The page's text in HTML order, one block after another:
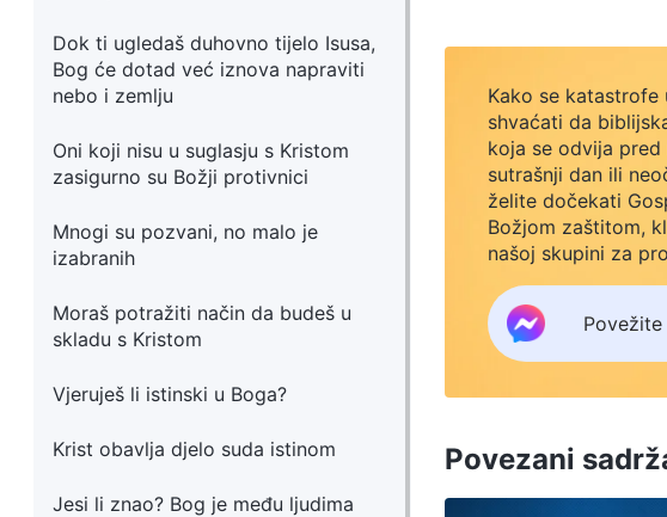
Dok ti ugledaš duhovno tijelo Isusa,
Bog će dotad već iznova napraviti
nebo i zemlju
Oni koji nisu u suglasju s Kristom
zasigurno su Božji protivnici
Mnogi su pozvani, no malo je
izabranih
Moraš potražiti način da budeš u
skladu s Kristom
Vjeruješ li istinski u Boga?
Krist obavlja djelo suda istinom
Jesi li znao? Bog je među ljudima
Kako se
shvaćati da
koja se odvija
sutrašnji dan ili
želite dočekati
Božjom zaštitom,
našoj skupini za
Povežite
Povezani